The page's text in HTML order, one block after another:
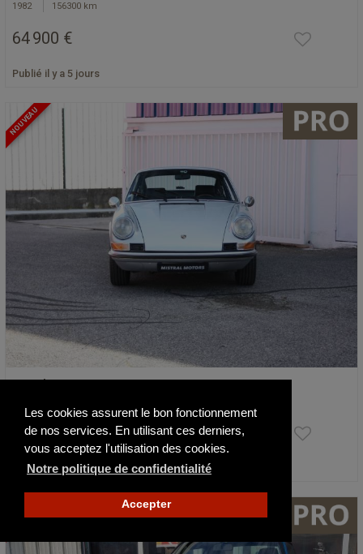
Les cookies assurent le bon fonctionnement
de nos services. En utilisant ces derniers,
vous acceptez l'utilisation des cookies.
Notre politique de confidentialité
Accepter
1982 156300 km
64 900 €
Publié il y a 5 jours
NOUVEAU
Porsche 911 2.2L E Coupe
94 900 €
Publié il y a 5 jours
NOUVEAU